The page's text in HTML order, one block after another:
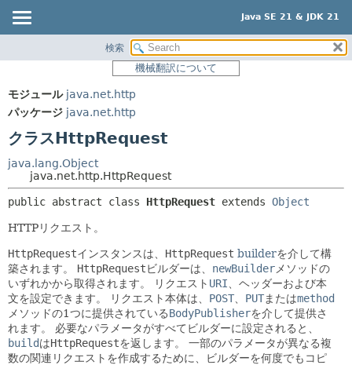
Java SE 21 & JDK 21
パッケージ
使用
ツリー
プレビュー
索引
ヘルプ
サマリー:
ネスト済
フィールド
メソッド
検索
機械翻訳について
モジュール java.net.http
パッケージ java.net.http
クラスHttpRequest
java.lang.Object
java.net.http.HttpRequest
public abstract class HttpRequest extends Object
HTTPリクエスト。
HttpRequestインスタンスは、 HttpRequest builderを介して構
築されます。
HttpRequestビルダーは、 newBuilder メソッドの
いずれかから取得されます。
リクエスト URI 、ヘッダーおよび本
文を設定できます。
リクエスト本体は、 POST PUTまたはmethod
メソッドの1つに提供されているBodyPublisherを介して提供さ
れます。
必要なパラメータがすべてビルダーに設定されると、
buildはHttpRequestを返します。
一部のパラメータが異なる複
数の関連リクエストを作成するために、ビルダーを何度でもコピ